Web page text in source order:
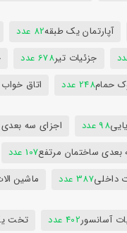
آپارتمان یک طبقه82 عدد
جزئیات تیر678 عدد
حمام248 عدد اتاق
98 عدد اجزای سه بعدی
بعدی ساختمان مرتفع107 عدد
داخلی387 عدد ماشین
آسانسور402 عدد تخت